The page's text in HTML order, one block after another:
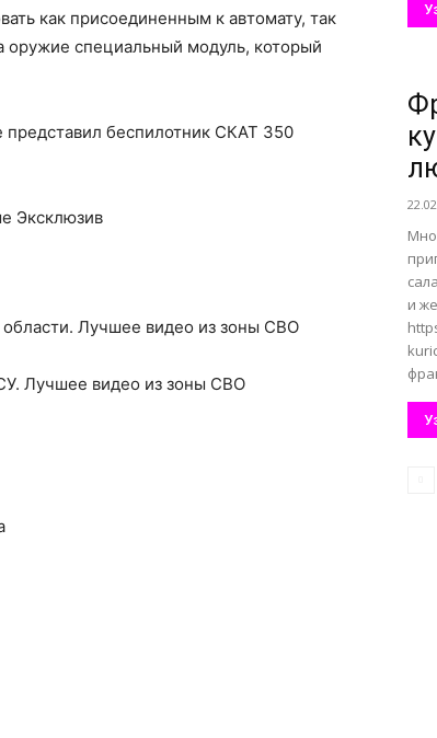
как присоединенным к автомату, так
оружие специальный модуль, который
беспилотник СКАТ 350
Эксклюзив
Лучшее видео из зоны СВО
Лучшее видео из зоны СВО
и